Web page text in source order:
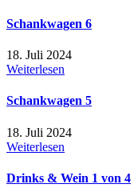
Schankwagen 6
18. Juli 2024
Weiterlesen
Schankwagen 5
18. Juli 2024
Weiterlesen
Drinks & Wein 1 von 4